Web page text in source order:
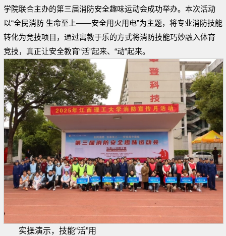
学院联合主办的第三届消防安全趣味运动会成功举办。本次活动
以“全民消防 生命至上——安全用火用电”为主题，将专业消防技能
转化为竞技项目，通过寓教于乐的方式将消防技能巧妙融入体育
竞技，真正让安全教育“活”起来、“动”起来。
实操演示，技能“活”用